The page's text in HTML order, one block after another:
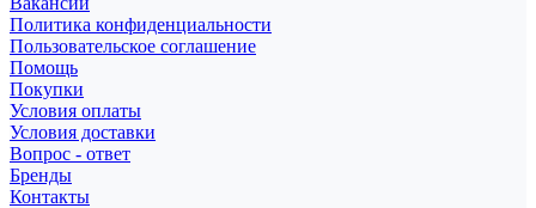
Политика конфиденциальности
Пользовательское соглашение
Помощь
Покупки
Условия оплаты
Условия доставки
Вопрос - ответ
Бренды
Контакты